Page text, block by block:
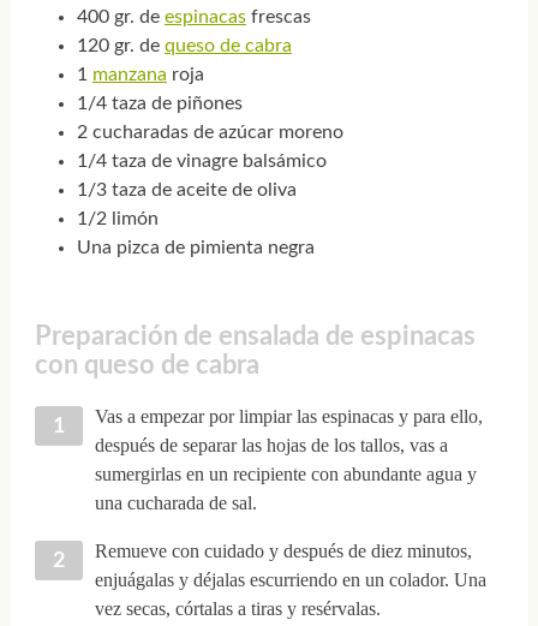
400 gr. de espinacasfrescas
120 gr. de queso de cabra
1 manzana roja
1/4 taza de piñones
2 cucharadas de azúcar moreno
1/4 taza de vinagre balsámico
1/3 taza de aceite de oliva
1/2 limón
Una pizca de pimienta negra
Preparación de ensalada de espinacas
con queso de cabra
Vas a empezar por limpiar las espinacas y para ello,
después de separar las hojas de los tallos, vas a
sumergirlas en un recipiente con abundante agua y
una cucharada de sal.
Remueve con cuidado y después de diez minutos,
enjuágalas y déjalas escurriendo en un colador. Una
vez secas, córtalas a tiras y resérvalas.